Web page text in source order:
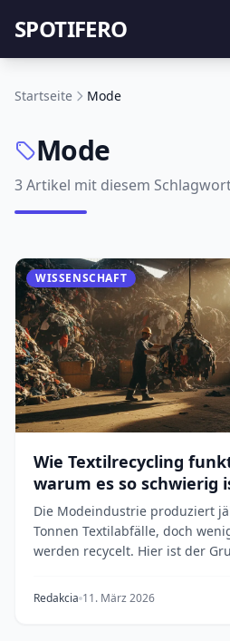
SPOTIFERO
Startseite Mode
Mode
3 Artikel mit diesem
WISSENSCHAFT
Wie Textilrecycling
warum es so schwierig
Die Modeindustrie produziert
Tonnen Textilabfälle, doch
werden recycelt. Hier ist der
Redakcia 11. März 2026